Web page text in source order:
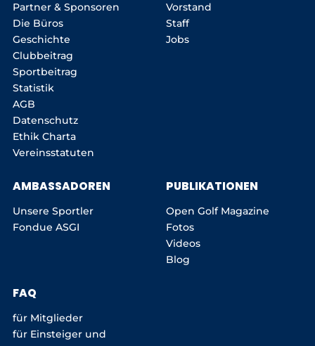
Partner & Sponsoren
Die Büros
Geschichte
Clubbeitrag
Sportbeitrag
Statistik
AGB
Datenschutz
Ethik Charta
Vereinsstatuten
Vorstand
Staff
Jobs
AMBASSADOREN
Unsere Sportler
Fondue ASGI
PUBLIKATIONEN
Open Golf Magazine
Fotos
Videos
Blog
FAQ
für Mitglieder
für Einsteiger und